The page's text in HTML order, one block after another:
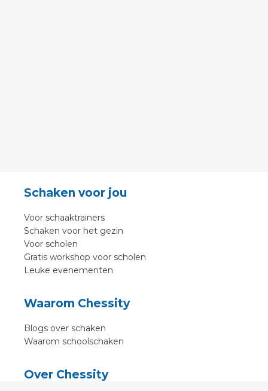
Schaken voor jou
Voor schaaktrainers
Schaken voor het gezin
Voor scholen
Gratis workshop voor scholen
Leuke evenementen
Waarom Chessity
Blogs over schaken
Waarom schoolschaken
Over Chessity